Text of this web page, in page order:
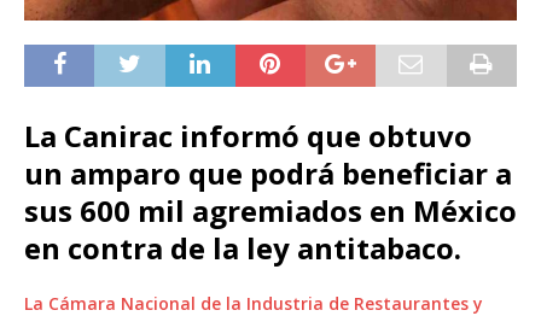
La Canirac informó que obtuvo
un amparo que podrá beneficiar a
sus 600 mil agremiados en México
en contra de la ley antitabaco.
La Cámara Nacional de la Industria de Restaurantes y